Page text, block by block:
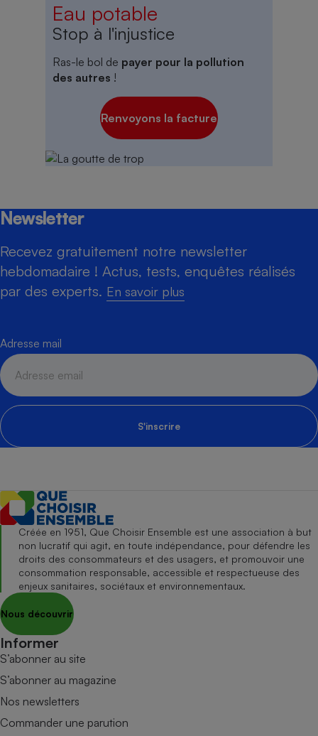
Eau potable
Stop à l'injustice
Ras-le bol de payer pour la pollution
des autres !
Renvoyons la facture
Newsletter
Recevez gratuitement notre newsletter
hebdomadaire ! Actus, tests, enquêtes réalisés
par des experts. En savoir plus
Adresse mail
S'inscrire
Créée en 1951, Que Choisir Ensemble est une association à but
non lucratif qui agit, en toute indépendance, pour défendre les
droits des consommateurs et des usagers, et promouvoir une
consommation responsable, accessible et respectueuse des
enjeux sanitaires, sociétaux et environnementaux.
Nous découvrir
Informer
S’abonner au site
S’abonner au magazine
Nos newsletters
Commander une parution